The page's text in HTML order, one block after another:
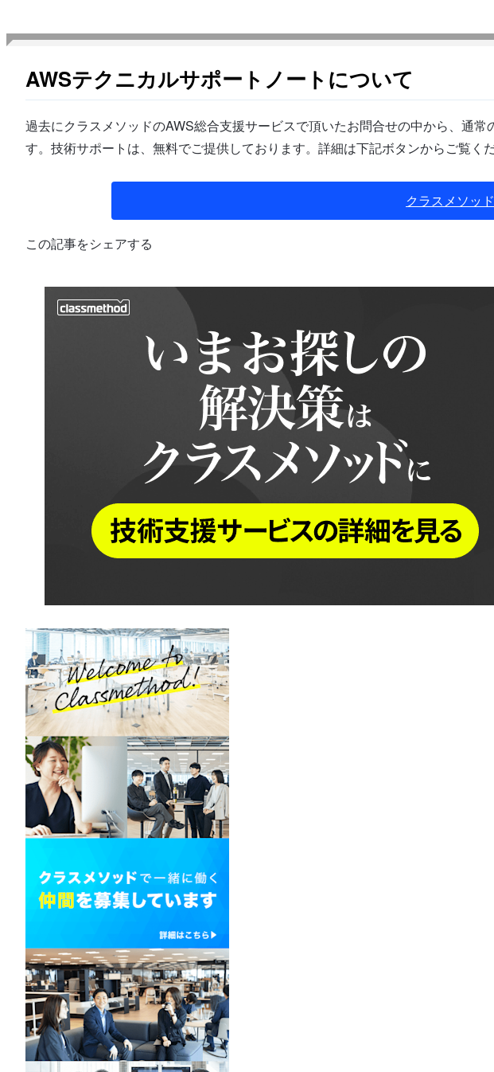
AWSテクニカルサポートノートについて
過去にクラスメソッドのAWS総合支援サービスで頂いたお問合せの中から、通
す。技術サポートは、無料でご提供しております。詳細は下記ボタンからご覧くだ
クラスメソッ
この記事をシェアする